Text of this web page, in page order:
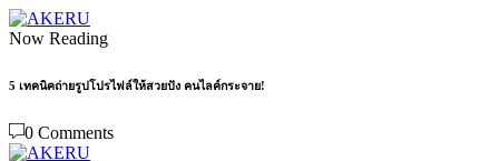
Now Reading
5 เทคนิคถ่ายรูปโปรไฟล์ให้สวยปัง คนไลค์กระจาย!
0 Comments